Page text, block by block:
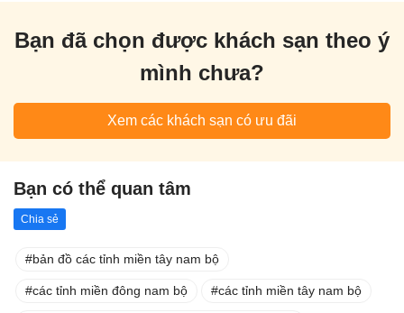
Bạn đã chọn được khách sạn theo ý
mình chưa?
Xem các khách sạn có ưu đãi
Bạn có thể quan tâm
Chia sẻ
bản đồ các tỉnh miền tây nam bộ
các tỉnh miền đông nam bộ các tỉnh miền tây nam bộ